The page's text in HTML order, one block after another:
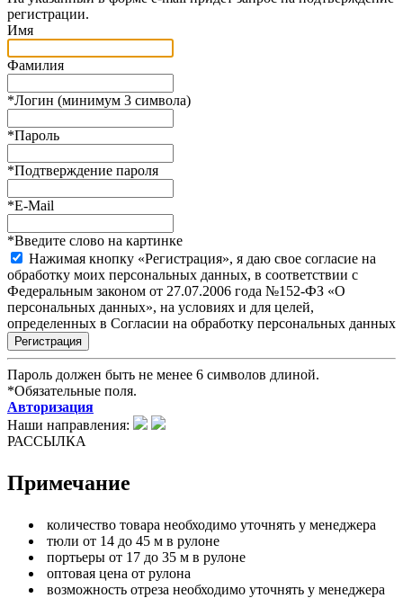
регистрации.
Имя
Фамилия
*Логин (минимум 3 символа)
*Пароль
*Подтверждение пароля
*E-Mail
*Введите слово на картинке
Нажимая кнопку «Регистрация», я даю свое согласие на
обработку моих персональных данных, в соответствии с
Федеральным законом от 27.07.2006 года №152-ФЗ «О
персональных данных», на условиях и для целей,
определенных в Согласии на обработку персональных данных
Пароль должен быть не менее 6 символов длиной.
*Обязательные поля.
Авторизация
Наши направления:
РАССЫЛКА
Примечание
количество товара необходимо уточнять у менеджера
тюли от 14 до 45 м в рулоне
портьеры от 17 до 35 м в рулоне
оптовая цена от рулона
возможность отреза необходимо уточнять у менеджера